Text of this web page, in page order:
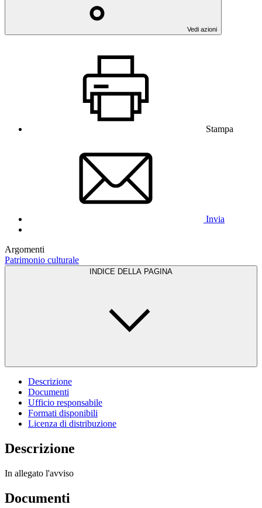
Vedi azioni
Stampa
Invia
Argomenti
Patrimonio culturale
INDICE DELLA PAGINA
Descrizione
Documenti
Ufficio responsabile
Formati disponibili
Licenza di distribuzione
Descrizione
In allegato l'avviso
Documenti